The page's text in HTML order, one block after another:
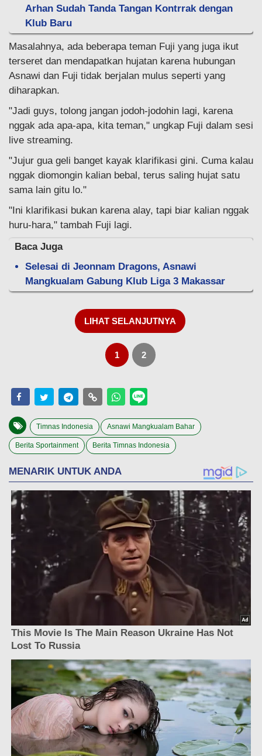
Arhan Sudah Tanda Tangan Kontrrak dengan
Klub Baru
Masalahnya, ada beberapa teman Fuji yang juga ikut
terseret dan mendapatkan hujatan karena hubungan
Asnawi dan Fuji tidak berjalan mulus seperti yang
diharapkan.
"Jadi guys, tolong jangan jodoh-jodohin lagi, karena
nggak ada apa-apa, kita teman," ungkap Fuji dalam sesi
live streaming.
"Jujur gua geli banget kayak klarifikasi gini. Cuma kalau
nggak diomongin kalian bebal, terus saling hujat satu
sama lain gitu lo."
"Ini klarifikasi bukan karena alay, tapi biar kalian nggak
huru-hara," tambah Fuji lagi.
Baca Juga
Selesai di Jeonnam Dragons, Asnawi
Mangkualam Gabung Klub Liga 3 Makassar
LIHAT SELANJUTNYA
1 2
Timnas Indonesia Asnawi Mangkualam Bahar
Berita Sportainment Berita Timnas Indonesia